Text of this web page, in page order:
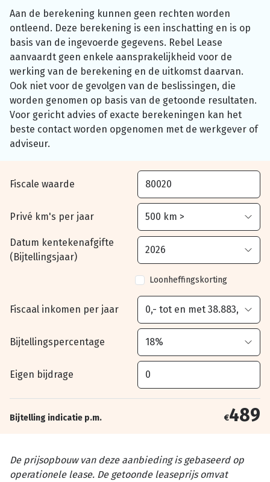
Aan de berekening kunnen geen rechten worden
ontleend. Deze berekening is een inschatting en is op
basis van de ingevoerde gegevens. Rebel Lease
aanvaardt geen enkele aansprakelijkheid voor de
werking van de berekening en de uitkomst daarvan.
Ook niet voor de gevolgen van de beslissingen, die
worden genomen op basis van de getoonde resultaten.
Voor gericht advies of exacte berekeningen kan het
beste contact worden opgenomen met de werkgever of
adviseur.
Fiscale waarde
Privé km's per jaar
Datum kentekenafgifte
(Bijtellingsjaar)
Loonheffingskorting
Fiscaal inkomen per jaar
Bijtellingspercentage
Eigen bijdrage
Bijtelling indicatie p.m. €489
De prijsopbouw van deze aanbieding is gebaseerd op
operationele lease. De getoonde leaseprijs omvat